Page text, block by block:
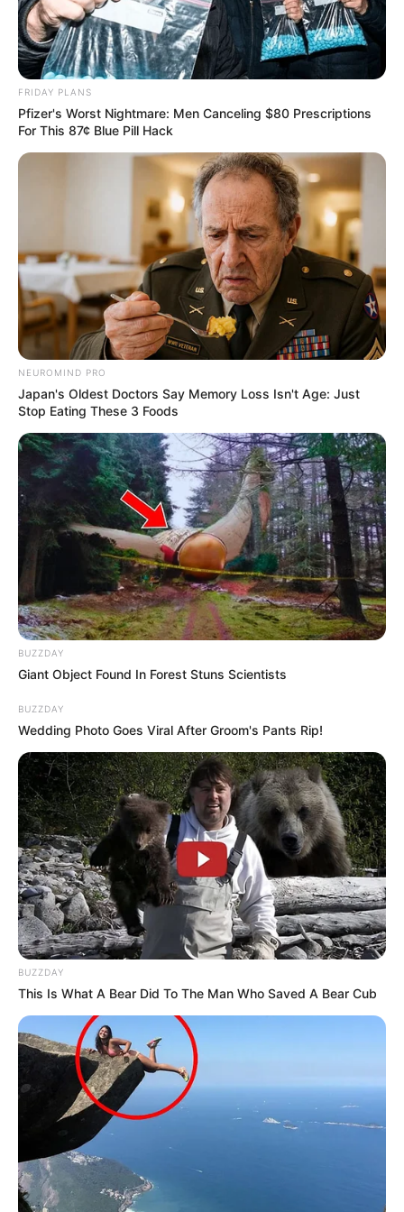
ജനം വെബ്‌ഡെസ്ക് Jul 7, 2026, 06:46 am IST
നാഗ്പുര്‍:പുതിയ തലമുറയില്‍ വര്‍ധിച്ചുവരുന്ന
ഏകാന്തതയും മാനസിക അസ്ഥിരതയും തടയാന്‍
കുടുംബത്തിനുള്ളിലെ ആശയവിനിമയം
ശക്തിപ്പെടുത്തേണ്ടത് അനിവാര്യമാണെന്ന്
ആര്‍എസ്എസ് സര്‍സംഘചാലക് ഡോ. മോഹന്‍
ഭാഗവത്. കുട്ടി കരയുമ്പോള്‍ അവനെ
സമാധാനിപ്പിക്കേണ്ടത് മൊബൈല്‍ ഫോണ്‍
കൈമാറിയല്ല, മറിച്ച് സ്‌നേഹപൂര്‍വമായ
ആശയവിനിമയത്തിലൂടെയാണെന്നും അദ്ദേഹം
പറഞ്ഞു. നാഗ്പൂരിലെ സമര്‍പ്പണ്‍ വെല്‍നസ്
സെന്ററിന്റെ ഉദ്ഘാടനച്ചടങ്ങില്‍
സംസാരിക്കുകയായിരുന്നു അദ്ദേഹം.
മുന്‍കാലങ്ങളില്‍ കുടുംബാംഗങ്ങള്‍ ഒരുമിച്ചിരുന്ന്
FRIDAY PLANS
Pfizer's Worst Nightmare: Men Canceling $80 Prescriptions
For This 87¢ Blue Pill Hack
NEUROMIND PRO
Japan's Oldest Doctors Say Memory Loss Isn't Age: Just
Stop Eating These 3 Foods
BUZZDAY
Giant Object Found In Forest Stuns Scientists
BUZZDAY
Wedding Photo Goes Viral After Groom's Pants Rip!
BUZZDAY
This Is What A Bear Did To The Man Who Saved A Bear Cub